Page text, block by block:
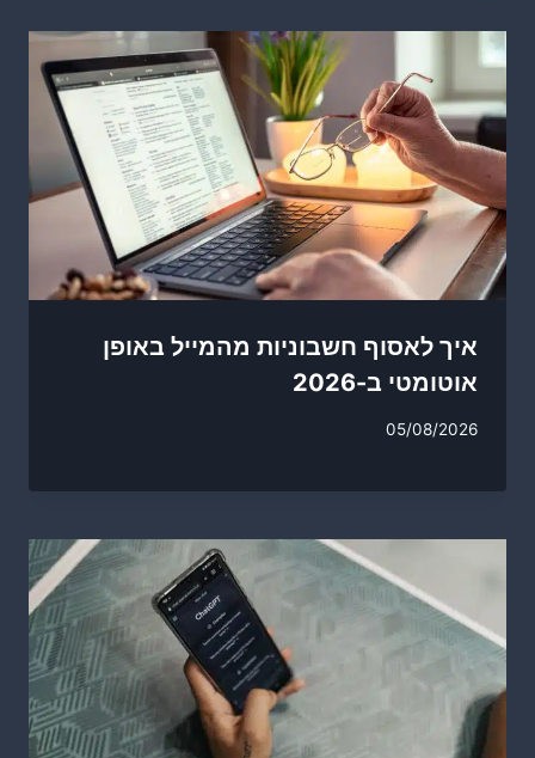
איך לאסוף חשבוניות מהמייל באופן
אוטומטי ב-2026
05/08/2026